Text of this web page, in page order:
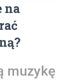
na
muzykę